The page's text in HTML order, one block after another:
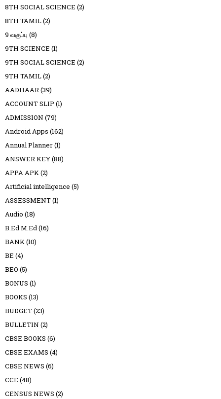
8TH SOCIAL SCIENCE (2)
8TH TAMIL(2)
9 வகுப்பு (8)
9TH SCIENCE (1)
9TH SOCIAL SCIENCE (2)
9TH TAMIL(2)
AADHAAR(39)
ACCOUNT SLIP (1)
ADMISSION (79)
Android Apps (162)
Annual Planner(1)
ANSWER KEY(88)
APPA APK(2)
Artificial intelligence (5)
ASSESSMENT(1)
Audio (18)
B.Ed M.Ed(16)
BANK(10)
BE (4)
BEO (5)
BONUS (1)
BOOKS (13)
BUDGET(23)
BULLETIN (2)
CBSE BOOKS (6)
CBSE EXAMS (4)
CBSE NEWS (6)
CCE (48)
CENSUS NEWS (2)